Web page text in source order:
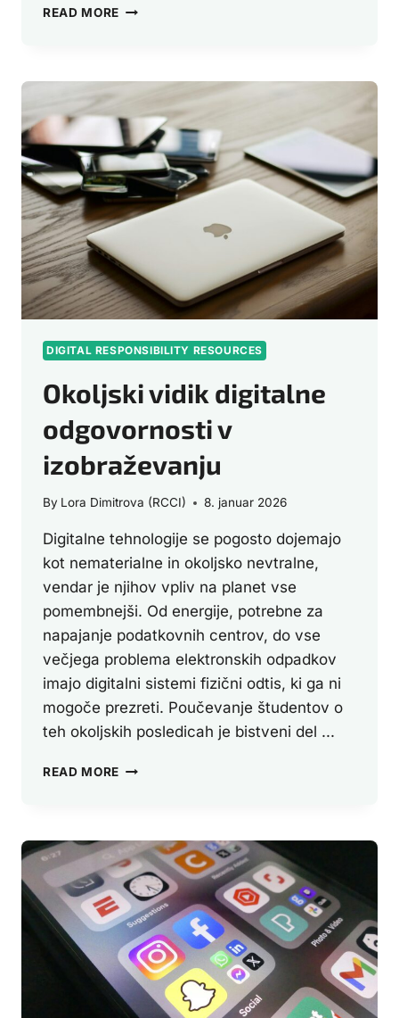
READ MORE OKOLJSKI
DIGITAL RESPONSIBILITY RESOURCES
Okoljski vidik digitalne
odgovornosti v
izobraževanju
By Lora Dimitrova (RCCI) 8. januar 2026
Digitalne tehnologije se pogosto dojemajo
kot nematerialne in okoljsko nevtralne,
vendar je njihov vpliv na planet vse
pomembnejši. Od energije, potrebne za
napajanje podatkovnih centrov, do vse
večjega problema elektronskih odpadkov
imajo digitalni sistemi fizični odtis, ki ga ni
mogoče prezreti. Poučevanje študentov o
teh okoljskih posledicah je bistveni del ...
READ MORE OKOLJSKI
V
IZOBRAŽEVANJU